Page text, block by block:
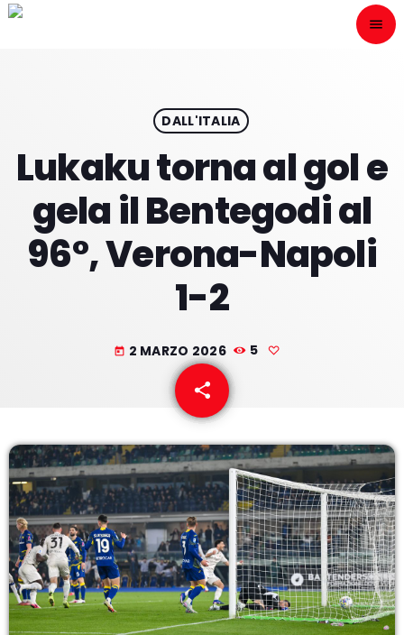
menu
play_arrow
NUESTRAS FRECUENCIAS
NOTICIAS
CONTACTO
DALL'ITALIA
Lukaku torna al gol e
gela il Bentegodi al
96°, Verona-Napoli
1-2
today 2 MARZO 2026 5
share
email